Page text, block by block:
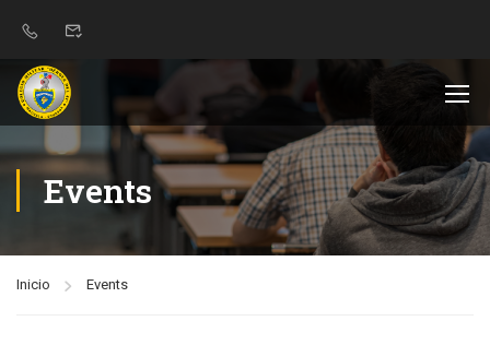
Events
Inicio Events